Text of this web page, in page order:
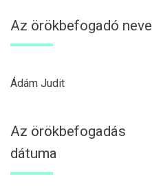
Az örökbefogadó neve
Ádám Judit
Az örökbefogadás
dátuma